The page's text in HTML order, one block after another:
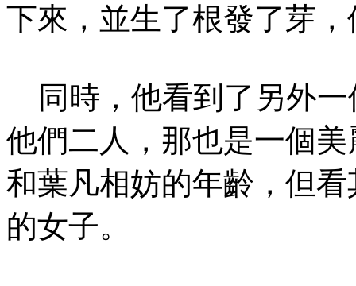
下來，並生了根發了芽
同時，他看到了另外一
他們二人，那也是一個
和葉凡相妨的年齡，但
的女子。